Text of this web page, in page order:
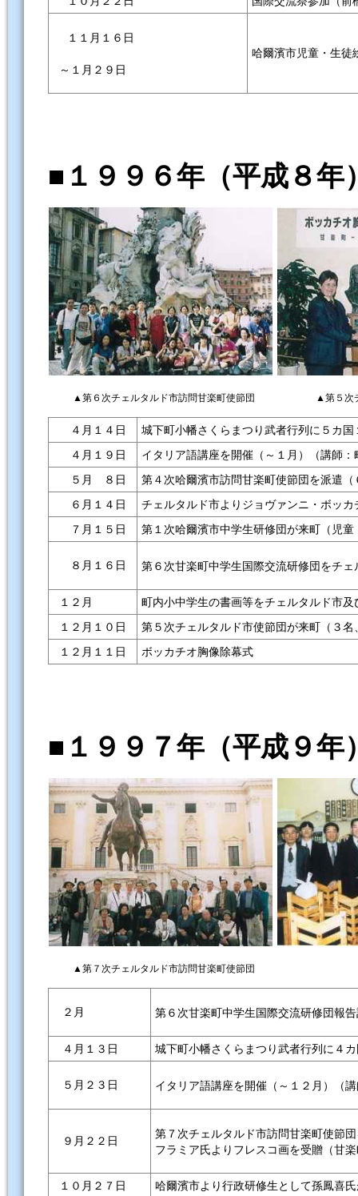
１１月１６日
～１月２９日
哈爾濱市児童・生徒
■１９９６年（平成８年
▲第６次チェルタルド市訪問甘楽町使節団 ▲第５次
４月１４日
城下町小幡さくらまつり武者行列に５カ
４月１９日
イタリア語講座を開催（～１月）（講師：
５月 ８日
第４次哈爾濱市訪問甘楽町使節団を派遣
６月１４日
チェルタルド市よりジョヴァンニ・ボッ
７月１５日
第１次哈爾濱市中学生研修団が来町（児
８月１６日 第６次甘楽町中学生国際交流研修団をチ
１２月
町内小中学生の書画等をチェルタルド市
１２月１０日
第５次チェルタルド市使節団が来町（３名
１２月１１日
ボッカチオ胸像除幕式
■１９９７年（平成９年
▲第７次チェルタルド市訪問甘楽町使節団
２月 第６次甘楽町中学生国際交流研修団報
４月１３日 城下町小幡さくらまつり武者行列に４
５月２３日 イタリア語講座を開催（～１２月）（
９月２２日
第７次チェルタルド市訪問甘楽
フラミア氏よりフレスコ画を受贈（甘
１０月２７日
哈爾濱市より行政研修生として孫鳳喜